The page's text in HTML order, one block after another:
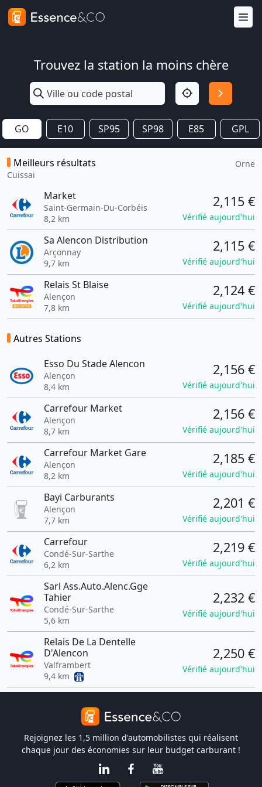
Trouvez la station la moins chère
GO E10 SP95 SP98 E85 GPL
Meilleurs résultats
Cuissai
Orne
Market
Saint-Germain-Du-Corbéis
8,2 km
2,115 €
Vérifié aujourd'hui
Sa Alencon Distribution
Arçonnay
9,7 km
2,115 €
Vérifié aujourd'hui
Relais St Blaise
Alençon
7,8 km
2,124 €
Vérifié aujourd'hui
Autres Stations
Esso Du Stade Alencon
Alençon
8,4 km
2,156 €
Vérifié aujourd'hui
Carrefour Market
Alençon
8,7 km
2,156 €
Vérifié aujourd'hui
Carrefour Market Gare
Alençon
8,2 km
2,185 €
Vérifié aujourd'hui
Bayi Carburants
Alençon
7,7 km
2,201 €
Vérifié aujourd'hui
Carrefour
Condé-Sur-Sarthe
6,2 km
2,219 €
Vérifié aujourd'hui
Sarl Ass.Auto.Alenc.Gge
Tahier
Condé-Sur-Sarthe
5,6 km
2,232 €
Vérifié aujourd'hui
Relais De La Dentelle
D'Alencon
Valframbert
9,4 km
2,250 €
Vérifié aujourd'hui
Rejoignez les 1,5 million d'automobilistes qui réalisent
chaque jour des économies sur leur budget carburant !